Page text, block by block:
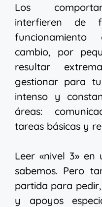
Los
interfieren de
cambio, por
resultar
gestionar para
intenso y
áreas:
tareas básicas y
Leer «nivel 3»
sabemos. Pero
partida para
y apoyos